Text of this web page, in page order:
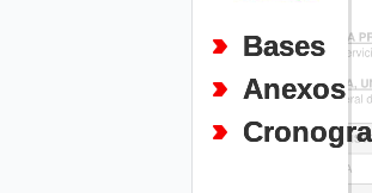
Bases
Anexos